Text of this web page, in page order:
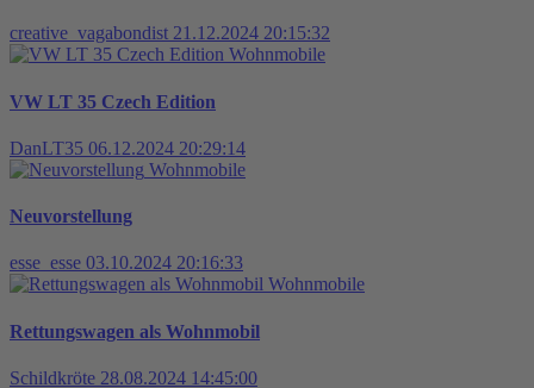
creative_vagabondist 21.12.2024 20:15:32
Wohnmobile
VW LT 35 Czech Edition
DanLT35 06.12.2024 20:29:14
Wohnmobile
Neuvorstellung
esse_esse 03.10.2024 20:16:33
Wohnmobile
Rettungswagen als Wohnmobil
Schildkröte 28.08.2024 14:45:00